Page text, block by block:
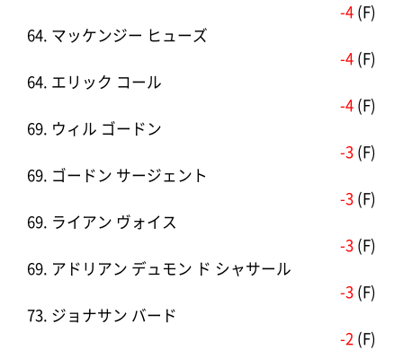
-4 (F)
64. マッケンジー ヒューズ
-4 (F)
64. エリック コール
-4 (F)
69. ウィル ゴードン
-3 (F)
69. ゴードン サージェント
-3 (F)
69. ライアン ヴォイス
-3 (F)
69. アドリアン デュモン ド シャサール
-3 (F)
73. ジョナサン バード
-2 (F)